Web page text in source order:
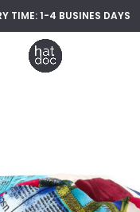
TIME: 1-4 BUSINES DAYS